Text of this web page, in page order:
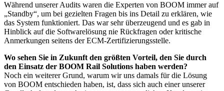
Während unserer Audits waren die Experten von BOOM immer auf
„Standby“, um bei gezielten Fragen bis ins Detail zu erklären, wie
das System funktioniert. Das war sehr überzeugend und es gab in
Hinblick auf die Softwarelösung nie Rückfragen oder kritische
Anmerkungen seitens der ECM-Zertifizierungsstelle.
Wo sehen Sie in Zukunft den größten Vorteil, den Sie durch
den Einsatz der BOOM Rail Solutions haben werden?
Noch ein weiterer Grund, warum wir uns damals für die Lösung
von BOOM entschieden haben, ist, dass sich auch einer unserer